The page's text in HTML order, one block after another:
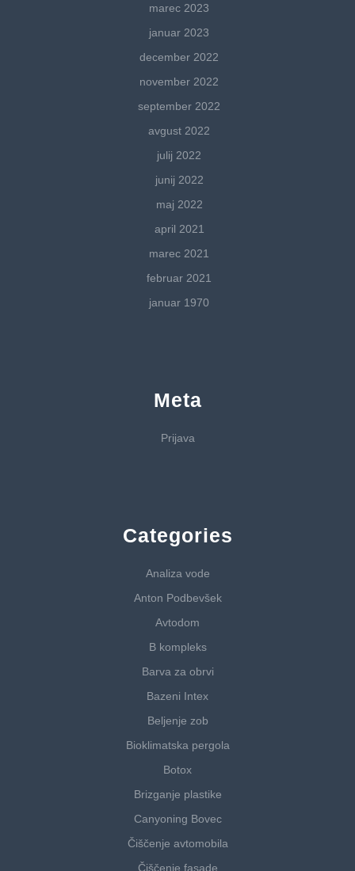
marec 2023
januar 2023
december 2022
november 2022
september 2022
avgust 2022
julij 2022
junij 2022
maj 2022
april 2021
marec 2021
februar 2021
januar 1970
Meta
Prijava
Categories
Analiza vode
Anton Podbevšek
Avtodom
B kompleks
Barva za obrvi
Bazeni Intex
Beljenje zob
Bioklimatska pergola
Botox
Brizganje plastike
Canyoning Bovec
Čiščenje avtomobila
Čiščenje fasade